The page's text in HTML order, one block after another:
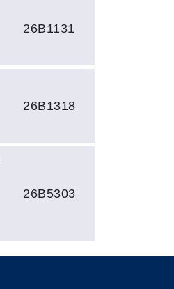
26B1131
26B1318
26B5303